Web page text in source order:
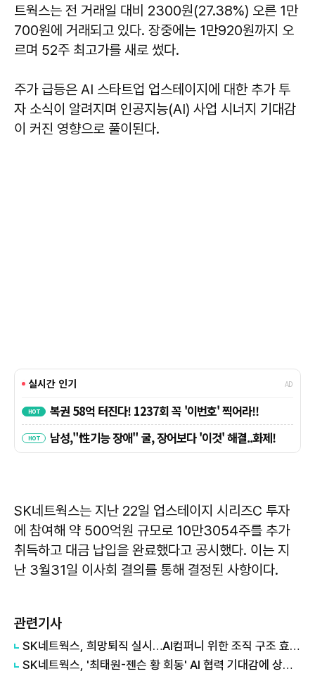
트웍스는 전 거래일 대비 2300원(27.38%) 오른 1만
700원에 거래되고 있다. 장중에는 1만920원까지 오
르며 52주 최고가를 새로 썼다.
주가 급등은 AI 스타트업 업스테이지에 대한 추가 투
자 소식이 알려지며 인공지능(AI) 사업 시너지 기대감
이 커진 영향으로 풀이된다.
SK네트웍스는 지난 22일 업스테이지 시리즈C 투자
에 참여해 약 500억원 규모로 10만3054주를 추가
취득하고 대금 납입을 완료했다고 공시했다. 이는 지
난 3월31일 이사회 결의를 통해 결정된 사항이다.
관련기사
SK네트웍스, 희망퇴직 실시…AI컴퍼니 위한 조직 구조 효율화
SK네트웍스, '최태원-젠슨 황 회동' AI 협력 기대감에 상한가